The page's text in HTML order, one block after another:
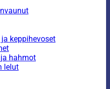
keppihevoset
hahmot
lelut